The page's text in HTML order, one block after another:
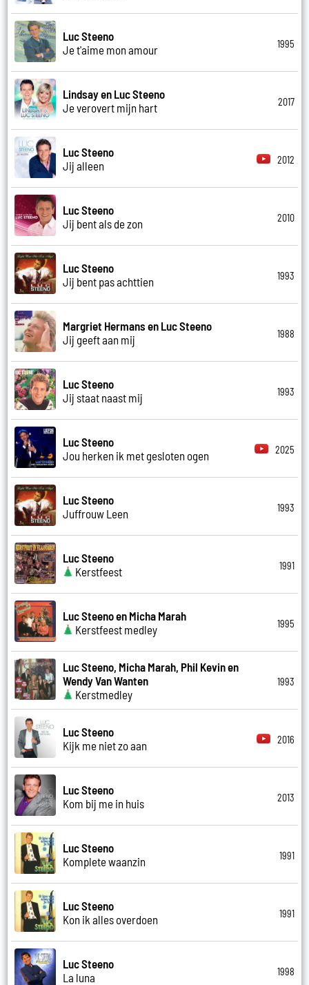
Luc Steeno
Je t'aime mon amour
1995
Lindsay en Luc Steeno
Je verovert mijn hart
2017
Luc Steeno
Jij alleen
2012
Luc Steeno
Jij bent als de zon
2010
Luc Steeno
Jij bent pas achttien
1993
Margriet Hermans en Luc Steeno
Jij geeft aan mij
1988
Luc Steeno
Jij staat naast mij
1993
Luc Steeno
Jou herken ik met gesloten ogen
2025
Luc Steeno
Juffrouw Leen
1993
Luc Steeno
Kerstfeest
1991
Luc Steeno en Micha Marah
Kerstfeest medley
1995
Luc Steeno, Micha Marah, Phil Kevin en
Wendy Van Wanten
Kerstmedley
1993
Luc Steeno
Kijk me niet zo aan
2016
Luc Steeno
Kom bij me in huis
2013
Luc Steeno
Komplete waanzin
1991
Luc Steeno
Kon ik alles overdoen
1991
Luc Steeno
La luna
1998